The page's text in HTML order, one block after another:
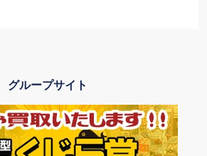
グループサイト